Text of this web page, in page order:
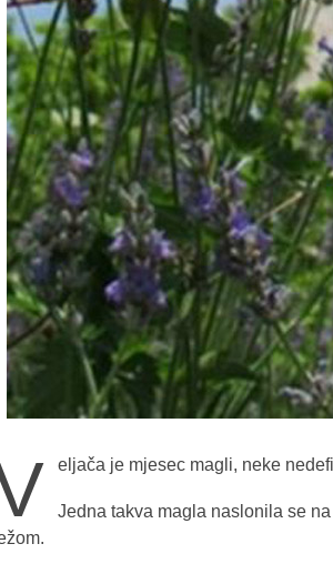
eljača je mjesec magli, neke
Jedna takva magla naslonila se